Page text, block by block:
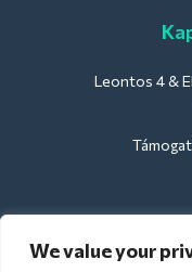
We value your
Leontos 4 &